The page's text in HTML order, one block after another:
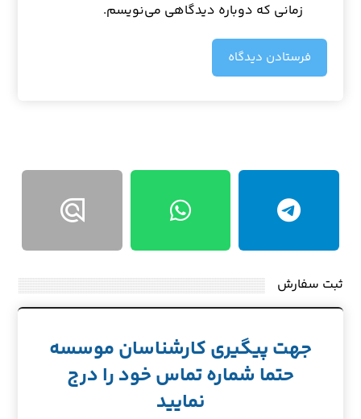
زمانی که دوباره دیدگاهی می‌نویسم.
فرستادن دیدگاه
ثبت سفارش
جهت پیگیری کارشناسان موسسه
حتما شماره تماس خود را درج
نمایید